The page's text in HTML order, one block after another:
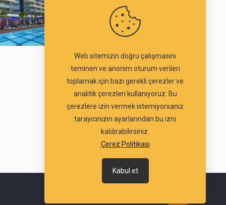
Web sitemizin doğru çalışmasını
teminen ve anonim oturum verileri
toplamak için bazı gerekli çerezler ve
analitik çerezleri kullanıyoruz. Bu
çerezlere izin vermek istemiyorsanız
tarayıcınızın ayarlarından bu izni
kaldırabilirsiniz.
Çerez Politikası
Kabul et